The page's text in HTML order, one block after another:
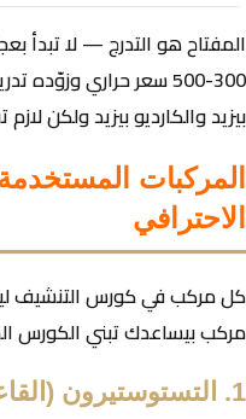
المفتاح هوالتدرج— لا تبدأ
300-500 سعر حراري
بيزيد والكارديو بيزيد ولكن
المركبات
الاحترافي
كل مركب في كورس التنشيف
مركب بيساعدك تبني الكورس
1. التستوستيرون (القاعدة الأساسية)